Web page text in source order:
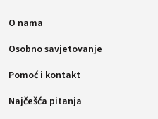
O nama
Osobno savjetovanje
Pomoć i kontakt
Najčešća pitanja